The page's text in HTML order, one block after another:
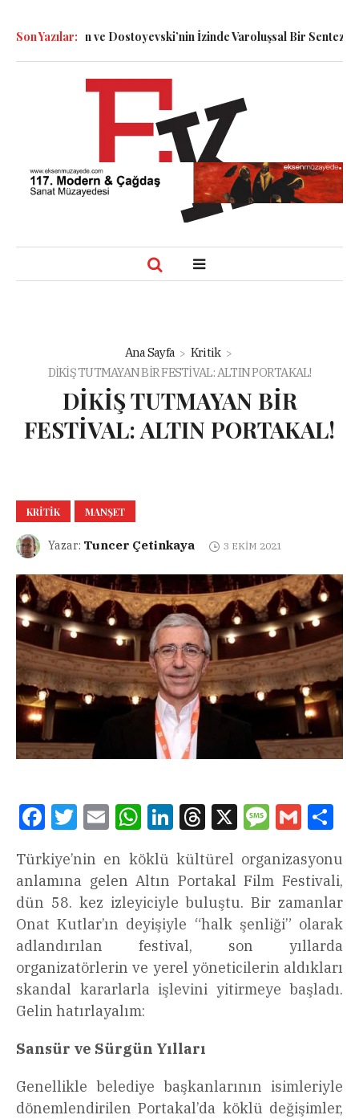
Son Yazılar:
Smolin ve Dostoyevski’nin İzinde Varoluşsal Bir Sentez
Ana Sayfa
Kritik
DİKİŞ TUTMAYAN BİR FESTİVAL: ALTIN PORTAKAL!
DİKİŞ TUTMAYAN BİR
FESTİVAL: ALTIN PORTAKAL!
KRITIK MANŞET
Yazar: Tuncer Çetinkaya 3 EKIM 2021
FacebookTwitterEmail WhatsAppLinkedInThreads
X Message
Gmail
Türkiye’nin en köklü kültürel organizasyonu
anlamına gelen Altın Portakal Film Festivali,
dün 58. kez izleyiciyle buluştu. Bir zamanlar
Onat Kutlar’ın deyişiyle “halk şenliği” olarak
adlandırılan festival, son yıllarda
organizatörlerin ve yerel yöneticilerin aldıkları
skandal kararlarla işlevini yitirmeye başladı.
Gelin hatırlayalım:
Sansür ve Sürgün Yılları
Genellikle belediye başkanlarının isimleriyle
dönemlendirilen Portakal’da köklü değişimler,